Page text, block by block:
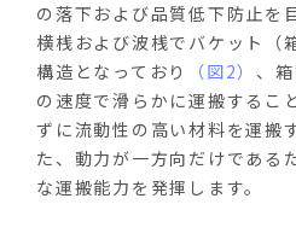
の落下および品質低下防止を
横桟および波桟でバケット（
構造となっており
（図2） 、
の速度で滑らかに運搬するこ
ずに流動性の高い材料を運搬
た、動力が一方向だけである
な運搬能力を発揮します。